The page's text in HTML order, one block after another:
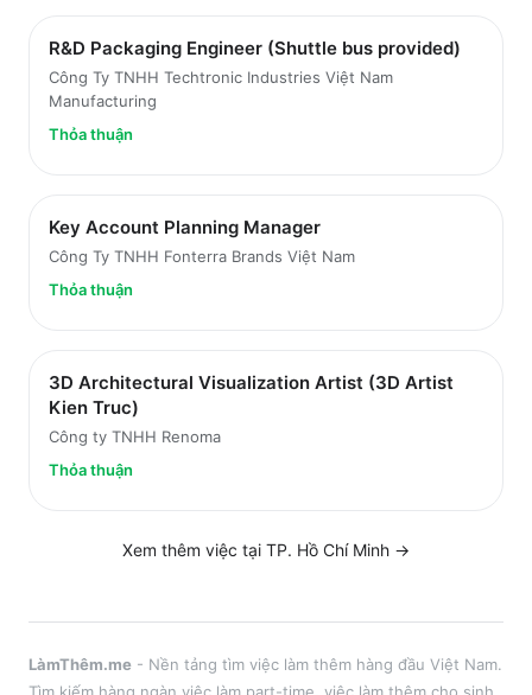
R&D Packaging Engineer (Shuttle bus provided)
Công Ty TNHH Techtronic Industries Việt Nam
Manufacturing
Thỏa thuận
Key Account Planning Manager
Công Ty TNHH Fonterra Brands Việt Nam
Thỏa thuận
3D Architectural Visualization Artist (3D Artist
Kien Truc)
Công ty TNHH Renoma
Thỏa thuận
Xem thêm việc tại TP. Hồ Chí Minh →
LàmThêm.me - Nền tảng tìm việc làm thêm hàng đầu Việt Nam.